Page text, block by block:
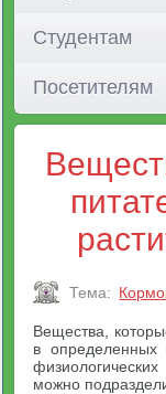
Студентам
Посетителям
Тема:
Вещества,
в определенных
можно